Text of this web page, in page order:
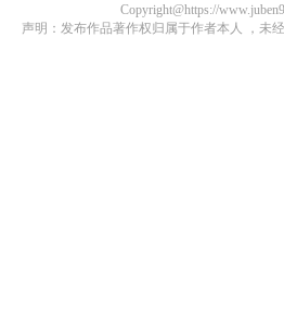
Copyright@https://
声明：发布作品著作权归属于作者本人 ，未